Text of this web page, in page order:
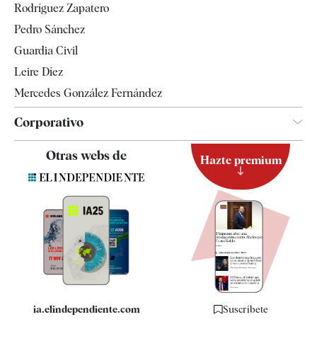
Televisión
Rodríguez Zapatero
Pedro Sánchez
Guardia Civil
Leire Díez
Mercedes González Fernández
Corporativo
Quiénes somos
Especificaciones
Otras webs de
ia.elindependiente.com
Hazte premium
Suscríbete